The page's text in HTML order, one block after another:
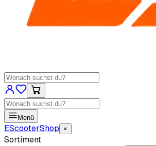
Menü
EScooterShop ×
Sortiment